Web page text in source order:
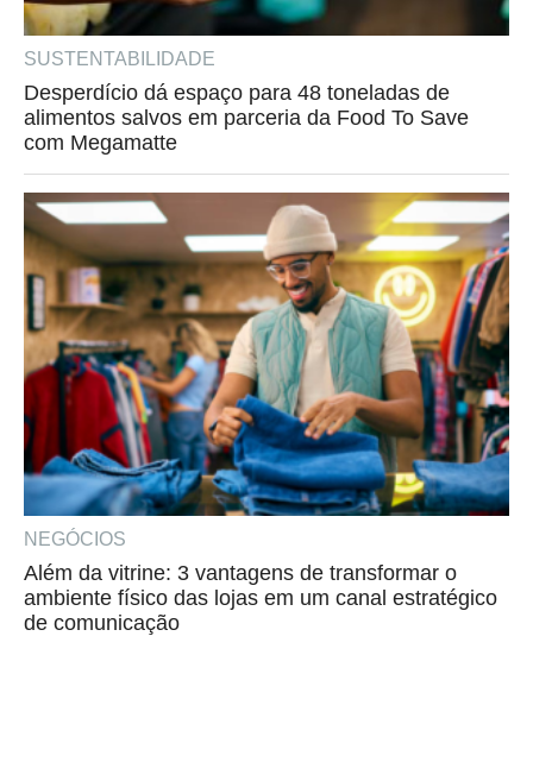
SUSTENTABILIDADE
Desperdício dá espaço para 48 toneladas de
alimentos salvos em parceria da Food To Save
com Megamatte
NEGÓCIOS
Além da vitrine: 3 vantagens de transformar o
ambiente físico das lojas em um canal estratégico
de comunicação